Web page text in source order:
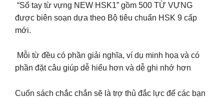
️ “Sổ tay từ vựng NEW HSK1” gồm 500 TỪ VỰNG
được biên soạn dựa theo Bộ tiêu chuẩn HSK 9 cấp
mới.
️ Mỗi từ đều có phần giải nghĩa, ví dụ minh họa và có
phần đặt câu giúp dễ hiểu hơn và dễ ghi nhớ hơn
Cuốn sách chắc chắn sẽ là trợ thủ đắc lực để các bạn